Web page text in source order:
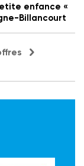
enfance «
Billancourt